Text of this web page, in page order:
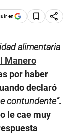
en
alimentaria
Manero
por haber
declaró
contundente”.
le cae muy